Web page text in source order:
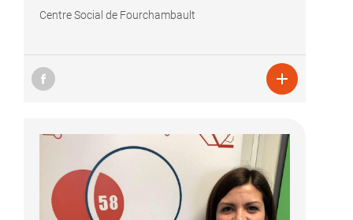
Centre Social de Fourchambault
